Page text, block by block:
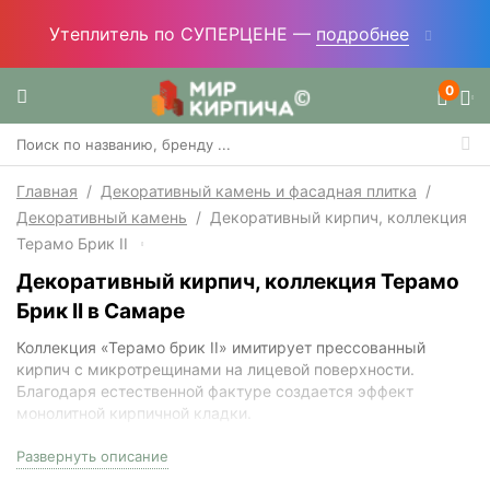
Утеплитель по СУПЕРЦЕНЕ — подробнее
0
Главная / Декоративный камень и фасадная плитка /
Декоративный камень / Декоративный кирпич, коллекция
Терамо Брик II
Декоративный кирпич, коллекция Терамо
Брик II в Самаре
Коллекция «Терамо брик II» имитирует прессованный
кирпич с микротрещинами на лицевой поверхности.
Благодаря естественной фактуре создается эффект
монолитной кирпичной кладки.
Характеризуется высокой морозостойкостью и
прочностью. Материал подходит также для отделки
Развернуть описание